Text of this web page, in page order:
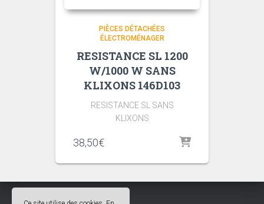
PIÈCES DÉTACHÉES
ÉLECTROMÉNAGER
RESISTANCE SL 1200
W/1000 W SANS
KLIXONS 146D103
RESISTANCE SL SANS
KLIXONS
38,50€